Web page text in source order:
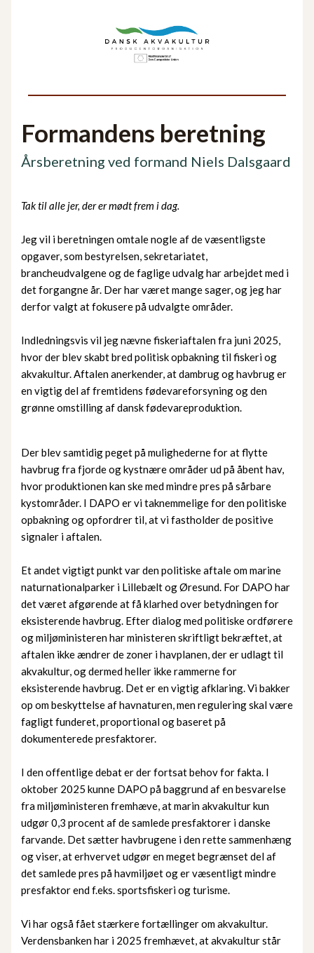
Formandens beretning
Årsberetning ved formand Niels Dalsgaard
Tak til alle jer, der er mødt frem i dag.
Jeg vil i beretningen omtale nogle af de væsentligste
opgaver, som bestyrelsen, sekretariatet,
brancheudvalgene og de faglige udvalg har arbejdet med i
det forgangne år. Der har været mange sager, og jeg har
derfor valgt at fokusere på udvalgte områder.
Indledningsvis vil jeg nævne fiskeriaftalen fra juni 2025,
hvor der blev skabt bred politisk opbakning til fiskeri og
akvakultur. Aftalen anerkender, at dambrug og havbrug er
en vigtig del af fremtidens fødevareforsyning og den
grønne omstilling af dansk fødevareproduktion.
Der blev samtidig peget på mulighederne for at flytte
havbrug fra fjorde og kystnære områder ud på åbent hav,
hvor produktionen kan ske med mindre pres på sårbare
kystområder. I DAPO er vi taknemmelige for den politiske
opbakning og opfordrer til, at vi fastholder de positive
signaler i aftalen.
Et andet vigtigt punkt var den politiske aftale om marine
naturnationalparker i Lillebælt og Øresund. For DAPO har
det været afgørende at få klarhed over betydningen for
eksisterende havbrug. Efter dialog med politiske ordførere
og miljøministeren har ministeren skriftligt bekræftet, at
aftalen ikke ændrer de zoner i havplanen, der er udlagt til
akvakultur, og dermed heller ikke rammerne for
eksisterende havbrug. Det er en vigtig afklaring. Vi bakker
op om beskyttelse af havnaturen, men regulering skal være
fagligt funderet, proportional og baseret på
dokumenterede presfaktorer.
I den offentlige debat er der fortsat behov for fakta. I
oktober 2025 kunne DAPO på baggrund af en besvarelse
fra miljøministeren fremhæve, at marin akvakultur kun
udgør 0,3 procent af de samlede presfaktorer i danske
farvande. Det sætter havbrugene i den rette sammenhæng
og viser, at erhvervet udgør en meget begrænset del af
det samlede pres på havmiljøet og er væsentligt mindre
presfaktor end f.eks. sportsfiskeri og turisme.
Vi har også fået stærkere fortællinger om akvakultur.
Verdensbanken har i 2025 fremhævet, at akvakultur står